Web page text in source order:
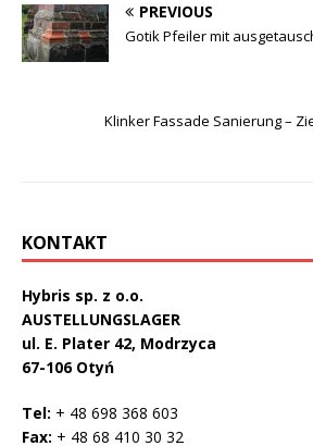
PREVIOUS
Gotik Pfeiler mit
Klinker Fassade Sanierung –
KONTAKT
Hybris sp. z o.o.
AUSTELLUNGSLAGER
ul. E. Plater 42, Modrzyca
67-106 Otyń
Tel: + 48 698 368 603
Fax: + 48 68 410 30 32